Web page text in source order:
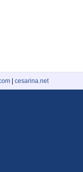
cesarina.net